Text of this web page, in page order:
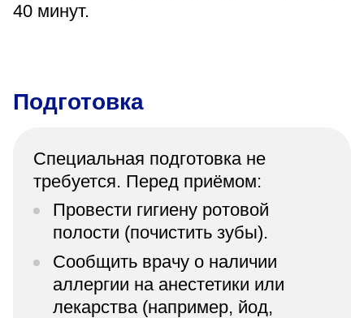
40 минут.
Подготовка
Специальная подготовка не
требуется. Перед приёмом:
Провести гигиену ротовой
полости (почистить зубы).
Сообщить врачу о наличии
аллергии на анестетики или
лекарства (например, йод,